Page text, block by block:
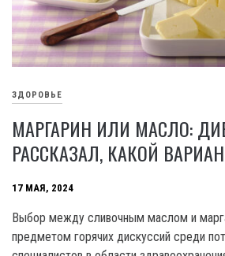
ЗДОРОВЬЕ
МАРГАРИН ИЛИ МАСЛО:
РАССКАЗАЛ, КАКОЙ
17 МАЯ, 2024
Выбор между сливочным маслом и
предметом горячих дискуссий среди